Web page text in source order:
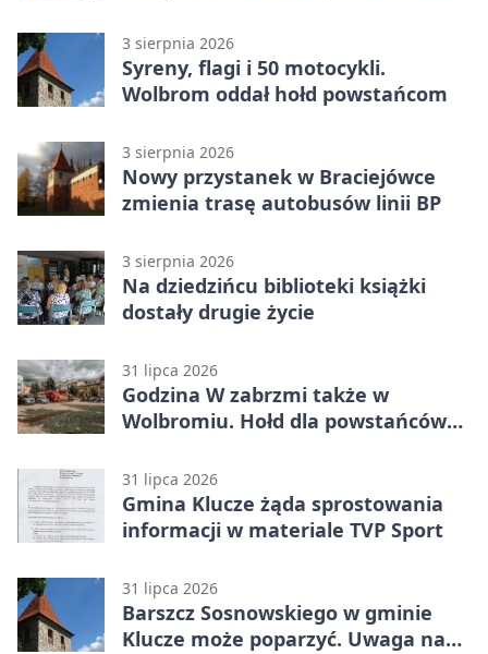
3 sierpnia 2026
Syreny, flagi i 50 motocykli.
Wolbrom oddał hołd powstańcom
3 sierpnia 2026
Nowy przystanek w Braciejówce
zmienia trasę autobusów linii BP
3 sierpnia 2026
Na dziedzińcu biblioteki książki
dostały drugie życie
31 lipca 2026
Godzina W zabrzmi także w
Wolbromiu. Hołd dla powstańców
31 lipca 2026
Gmina Klucze żąda sprostowania
informacji w materiale TVP Sport
31 lipca 2026
Barszcz Sosnowskiego w gminie
Klucze może poparzyć. Uwaga na